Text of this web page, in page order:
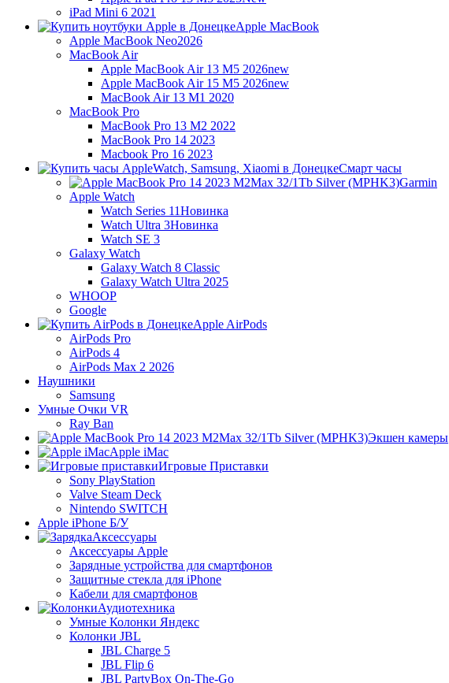
iPad Mini 6 2021
Apple MacBook
Apple MacBook Neo2026
MacBook Air
Apple MacBook Air 13 M5 2026new
Apple MacBook Air 15 M5 2026new
MacBook Air 13 M1 2020
MacBook Pro
MacBook Pro 13 M2 2022
MacBook Pro 14 2023
Macbook Pro 16 2023
Смарт часы
Garmin
Apple Watch
Watch Series 11Новинка
Watch Ultra 3Новинка
Watch SE 3
Galaxy Watch
Galaxy Watch 8 Classic
Galaxy Watch Ultra 2025
WHOOP
Google
Apple AirPods
AirPods Pro
AirPods 4
AirPods Max 2 2026
Наушники
Samsung
Умные Очки VR
Ray Ban
Экшен камеры
Apple iMac
Игровые Приставки
Sony PlayStation
Valve Steam Deck
Nintendo SWITCH
Apple iPhone Б/У
Аксессуары
Аксессуары Apple
Зарядные устройства для смартфонов
Защитные стекла для iPhone
Кабели для смартфонов
Аудиотехника
Умные Колонки Яндекс
Колонки JBL
JBL Charge 5
JBL Flip 6
JBL PartyBox On-The-Go